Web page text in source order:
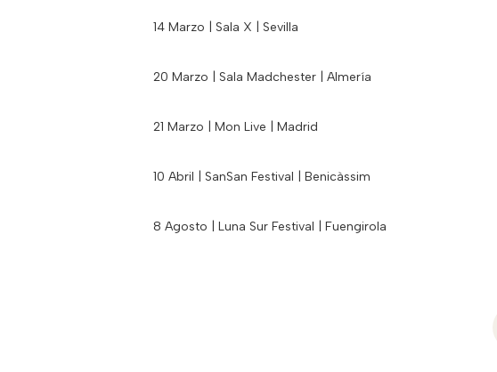
14 Marzo | Sala X | Sevilla
20 Marzo | Sala Madchester | Almería
21 Marzo | Mon Live | Madrid
10 Abril | SanSan Festival | Benicàssim
8 Agosto | Luna Sur Festival | Fuengirola